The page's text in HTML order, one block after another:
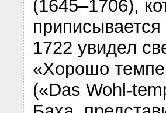
(1645–1706),
приписывается
1722 увидел
«Хорошо
(«Das Wohl-